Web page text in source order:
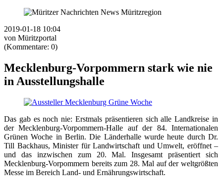
2019-01-18 10:04
von Müritzportal
(Kommentare: 0)
Mecklenburg-Vorpommern stark wie nie
in Ausstellungshalle
Das gab es noch nie: Erstmals präsentieren sich alle Landkreise in
der Mecklenburg-Vorpommern-Halle auf der 84. Internationalen
Grünen Woche in Berlin. Die Länderhalle wurde heute durch Dr.
Till Backhaus, Minister für Landwirtschaft und Umwelt, eröffnet –
und das inzwischen zum 20. Mal. Insgesamt präsentiert sich
Mecklenburg-Vorpommern bereits zum 28. Mal auf der weltgrößten
Messe im Bereich Land- und Ernährungswirtschaft.